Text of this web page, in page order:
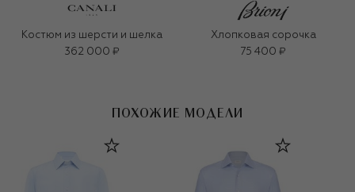
Костюм из шерсти и шелка
362 000 ₽
Хлопковая сорочка
75 400 ₽
ПОХОЖИЕ МОДЕЛИ